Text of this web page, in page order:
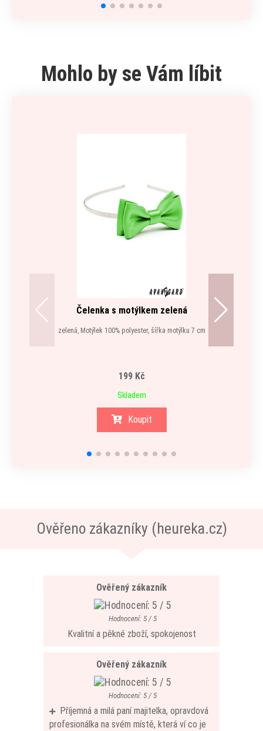
Mohlo by se Vám líbit
Čelenka s motýlkem zelená
zelená, Motýlek 100% polyester, šířka motýlku 7 cm
199 Kč
Skladem
Koupit
Ověřeno zákazníky (heureka.cz)
Ověřený zákazník
Hodnocení: 5 / 5
Kvalitní a pěkné zboží, spokojenost
Ověřený zákazník
Hodnocení: 5 / 5
Příjemná a milá paní majitelka, opravdová
profesionálka na svém místě, která ví co je